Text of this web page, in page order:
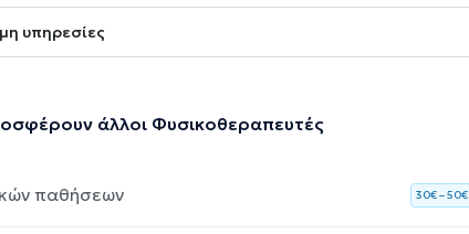
υπηρεσίες
άλλοι Φυσικοθεραπευτές
παθήσεων 30€ – 50€